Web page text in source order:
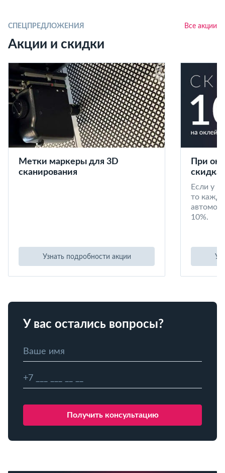
СПЕЦПРЕДЛОЖЕНИЯ Все акции
Акции и скидки
Метки маркеры для 3D
сканирования
Узнать подробности акции
При
скидка
Если у
то
10%.
У вас остались вопросы?